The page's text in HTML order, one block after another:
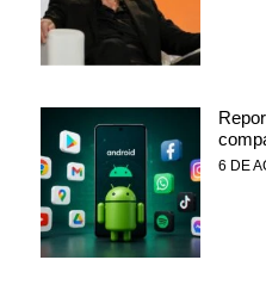
6 DE